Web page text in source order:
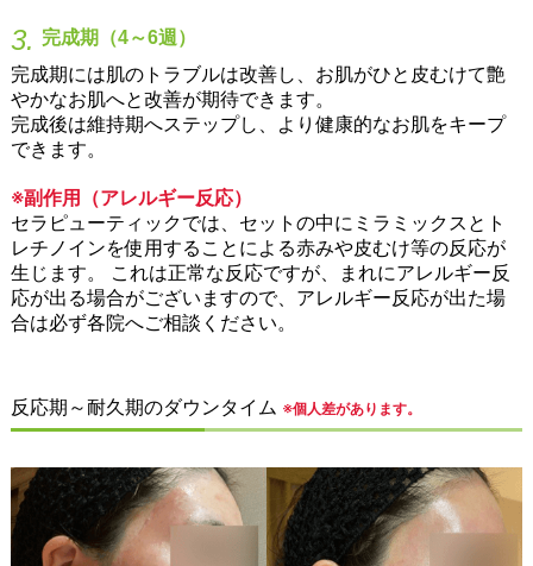
3. 完成期（4～6週）
完成期には肌のトラブルは改善し、お肌がひと皮むけて艶
やかなお肌へと改善が期待できます。
完成後は維持期へステップし、より健康的なお肌をキープ
できます。
※副作用（アレルギー反応）
セラピューティックでは、セットの中にミラミックスとト
レチノインを使用することによる赤みや皮むけ等の反応が
生じます。 これは正常な反応ですが、まれにアレルギー反
応が出る場合がございますので、アレルギー反応が出た場
合は必ず各院へご相談ください。
反応期～耐久期のダウンタイム ※個人差があります。